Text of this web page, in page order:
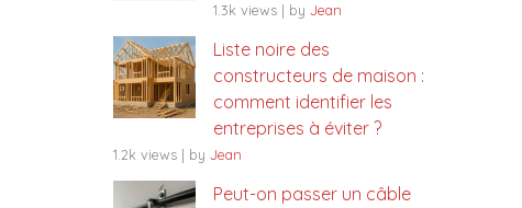
1.3k views | by Jean
Liste noire des
constructeurs de maison :
comment identifier les
entreprises à éviter ?
1.2k views | by Jean
Peut-on passer un câble